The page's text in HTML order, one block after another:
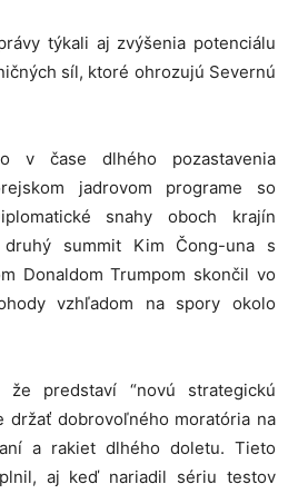
týkali aj zvýšenia potenciálu
síl, ktoré ohrozujú Severnú
v čase dlhého pozastavenia
jadrovom programe so
snahy oboch krajín
summit Kim Čong-una s
Donaldom Trumpom skončil vo
vzhľadom na spory okolo
predstaví “novú strategickú
držať dobrovoľného moratória na
a rakiet dlhého doletu. Tieto
aj keď nariadil sériu testov